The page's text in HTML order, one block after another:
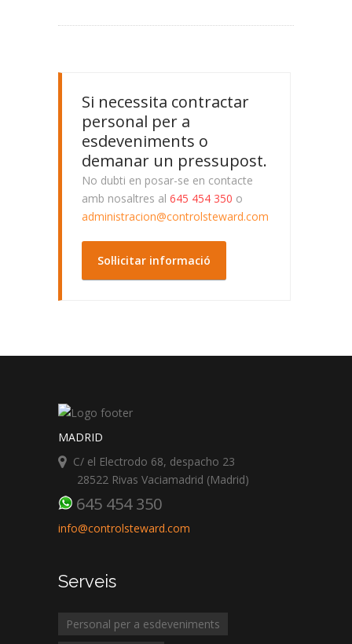
Si necessita contractar
personal per a
esdeveniments o
demanar un pressupost.
No dubti en posar-se en contacte
amb nosaltres al 645 454 350 o
administracion@controlsteward.com
Sol·licitar informació
MADRID
C/ el Electrodo 68, despacho 23
28522 Rivas Vaciamadrid (Madrid)
645 454 350
info@controlsteward.com
Serveis
Personal per a esdeveniments